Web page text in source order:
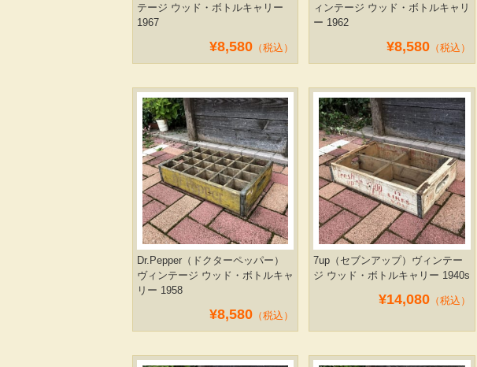
テージ ウッド・ボトルキャリー
1967
¥8,580 （税込）
ィンテージ ウッド・ボトルキャリ
ー 1962
¥8,580（税込）
Dr.Pepper（ドクターペッパー）
ヴィンテージ ウッド・ボトルキャ
リー 1958
¥8,580 （税込）
7up（セブンアップ）ヴィンテー
ジ ウッド・ボトルキャリー 1940s
¥14,080（税込）